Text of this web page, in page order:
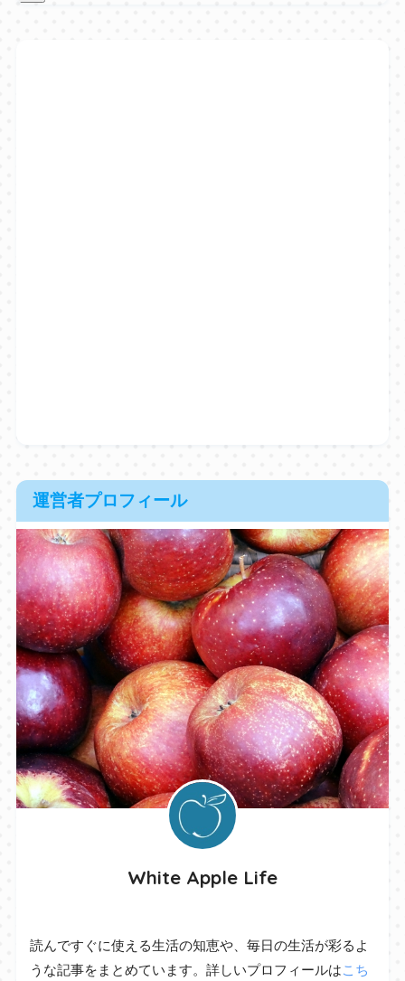
運営者プロフィール
White Apple Life
読んですぐに使える生活の知恵や、毎日の生活が彩るよ
うな記事をまとめています。詳しいプロフィールはこち